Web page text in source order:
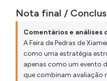
Nota final /
Comentários e análises
A Feira de Pedras de
como uma estratégia
apenas como um evento
que combinam avaliação